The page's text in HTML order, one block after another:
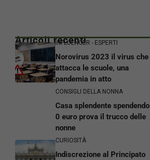
Articoli recentiINFLUENCER - ESPERTI
Norovirus 2023 il virus che
attacca le scuole, una
pandemia in atto
CONSIGLI DELLA NONNA
Casa splendente spendendo
0 euro prova il trucco delle
nonne
CURIOSITÀ
Indiscrezione al Principato